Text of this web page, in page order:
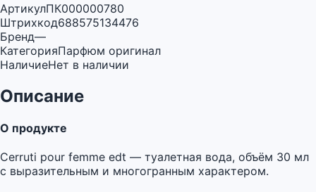
АртикулПК000000780
Штрихкод688575134476
Бренд—
КатегорияПарфюм оригинал
НаличиеНет в наличии
Описание
О продукте
Cerruti pour femme edt — туалетная вода, объём 30 мл
с выразительным и многогранным характером.